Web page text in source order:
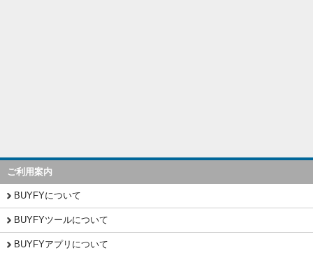
ご利用案内
BUYFYについて
BUYFYツールについて
BUYFYアプリについて